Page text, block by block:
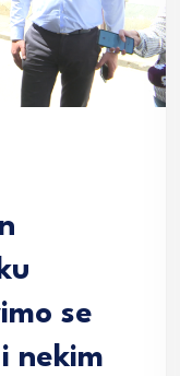
se
nekim